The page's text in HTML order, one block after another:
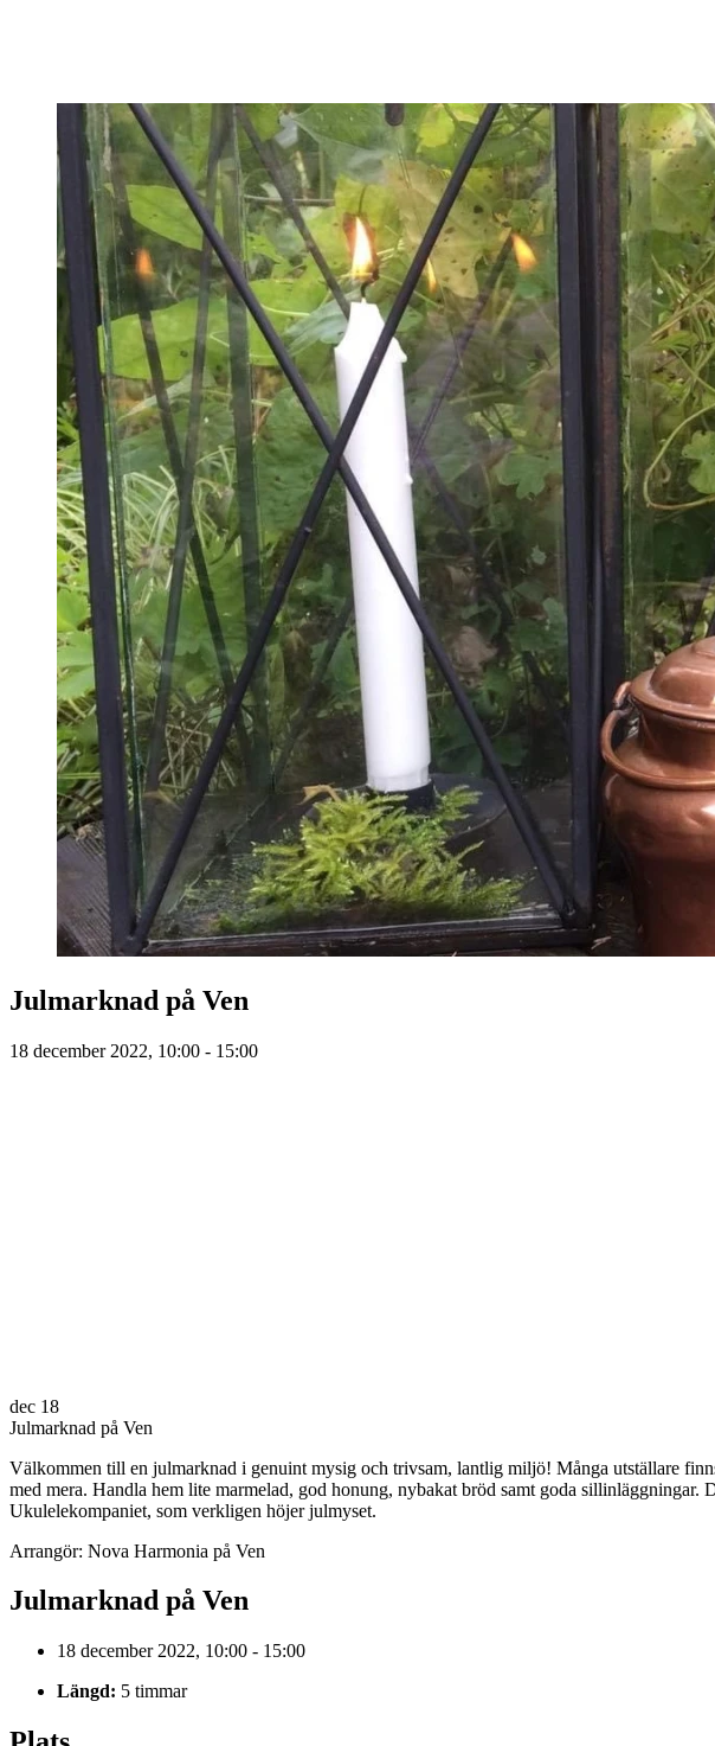
Julmarknad på Ven
18 december 2022, 10:00 - 15:00
dec 18
Julmarknad på Ven
Välkommen till en julmarknad i genuint mysig och trivsam, lantlig miljö! Många utställare
med mera. Handla hem lite marmelad, god honung, nybakat bröd samt goda
Ukulelekompaniet, som verkligen höjer julmyset.
Arrangör: Nova Harmonia på Ven
Julmarknad på Ven
18 december 2022, 10:00 - 15:00
Längd: 5 timmar